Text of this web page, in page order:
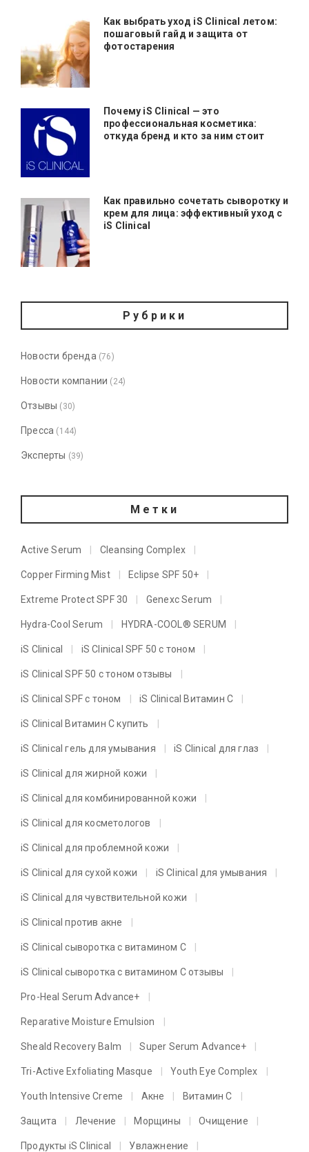
Как выбрать уход iS Clinical летом:
пошаговый гайд и защита от
фотостарения
Почему iS Clinical — это
профессиональная косметика:
откуда бренд и кто за ним стоит
Как правильно сочетать сыворотку и
крем для лица: эффективный уход с
iS Clinical
Рубрики
Новости бренда (76)
Новости компании (24)
Отзывы (30)
Пресса (144)
Эксперты (39)
Метки
Active Serum Cleansing Complex
Copper Firming Mist Eclipse SPF 50+
Extreme Protect SPF 30 Genexc Serum
Hydra-Cool Serum HYDRA-COOL® SERUM
iS Clinical iS Clinical SPF 50 с тоном
iS Clinical SPF 50 с тоном отзывы
iS Clinical SPF с тоном iS Clinical Витамин C
iS Clinical Витамин C купить
iS Clinical гель для умывания iS Clinical для глаз
iS Clinical для жирной кожи
iS Clinical для комбинированной кожи
iS Clinical для косметологов
iS Clinical для проблемной кожи
iS Clinical для сухой кожи iS Clinical для умывания
iS Clinical для чувствительной кожи
iS Clinical против акне
iS Clinical сыворотка с витамином C
iS Clinical сыворотка с витамином C отзывы
Pro-Heal Serum Advance+
Reparative Moisture Emulsion
Sheald Recovery Balm Super Serum Advance+
Tri-Active Exfoliating Masque Youth Eye Complex
Youth Intensive Creme Акне Витамин C
Защита Лечение Морщины Очищение
Продукты iS Clinical Увлажнение